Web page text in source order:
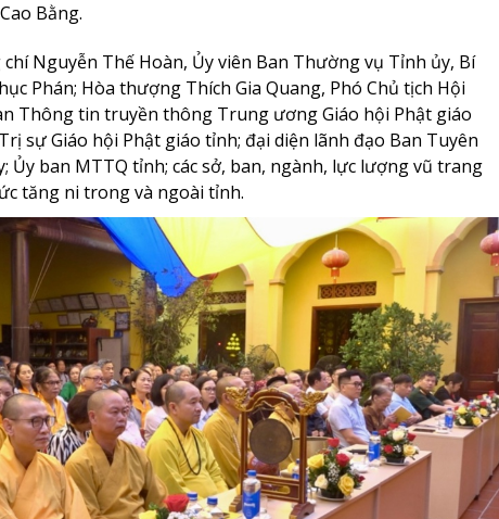
Bằng.
Nguyễn Thế Hoàn, Ủy viên Ban Thường vụ Tỉnh ủy, Bí
Phán; Hòa thượng Thích Gia Quang, Phó Chủ tịch Hội
Thông tin truyền thông Trung ương Giáo hội Phật giáo
sự Giáo hội Phật giáo tỉnh; đại diện lãnh đạo Ban Tuyên
Ủy ban MTTQ tỉnh; các sở, ban, ngành, lực lượng vũ trang
tăng ni trong và ngoài tỉnh.